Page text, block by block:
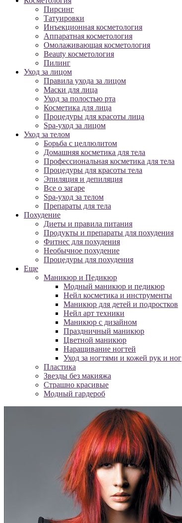
Пирсинг
Татуировки
Инъекционная косметология
Аппаратная косметология
Омолаживающая косметология
Beauty косметология
Пилинг
Уход за лицом
Правила ухода за лицом
Маски для лица
Уход за полостью рта
Косметика для лица
Процедуры для красоты лица
Spa-уход за лицом
Уход за телом
Борьба с целлюлитом
Домашняя косметика для тела
Профессиональная косметика для тела
Процедуры для красоты тела
Эпиляция и депиляция
Все о загаре
Spa-уход за телом
Препараты для тела
Похудение
Диеты и правила питания
Продукты и препараты для похудения
Фитнес для похудения
Необычное похудение
Процедуры для похудения
Еще
Маникюр и Педикюр
Модный маникюр и педикюр
Нейл косметика и инструменты
Маникюр для детей и подростков
Нейл арт техники
Маникюр с дизайном
Праздничный маникюр
Цветной маникюр
Наращивание ногтей
Уход за ногтями и кожей рук и ног
Пластика
Звезды без макияжа
Страшно красивые
Модный гардероб